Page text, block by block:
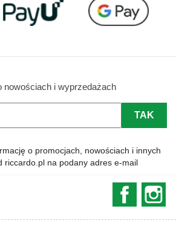
nowościach i wyprzedażach
o promocjach, nowościach i innych
riccardo.pl na podany adres e-mail